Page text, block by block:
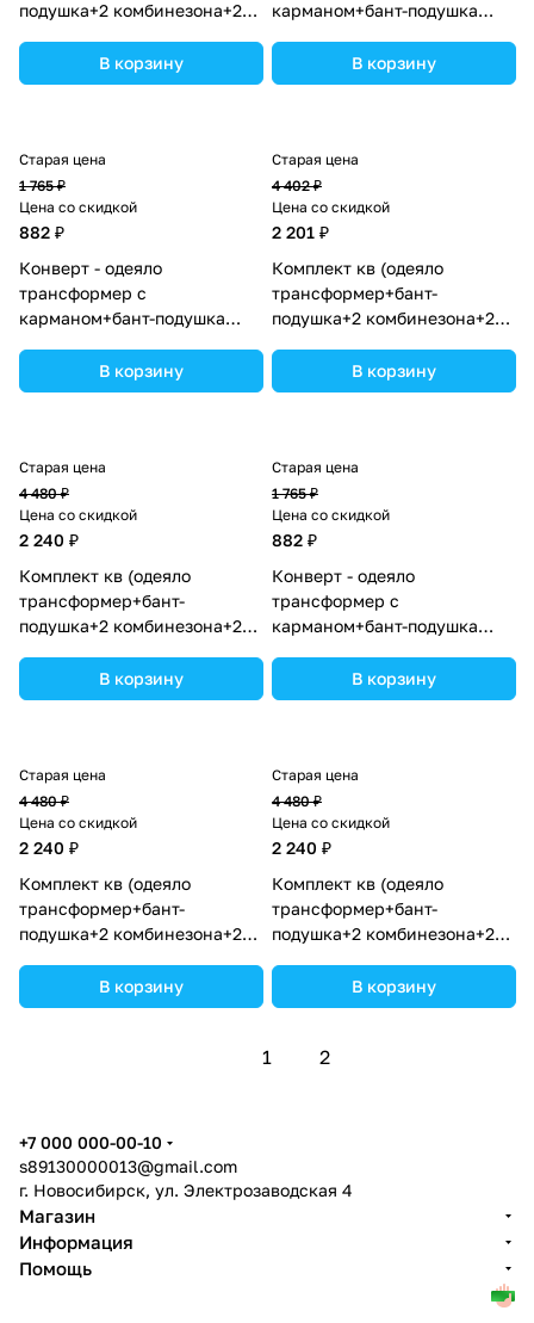
подушка+2 комбинезона+2
2_04) цвета в ассортименте.
В корзину
карманом+бант-подушка
(№7496-0-1) цвета в
ассортименте.
В корзину
Старая цена
1 765 ₽
Цена со скидкой
882 ₽
Конверт - одеяло
трансформер с
карманом+бант-подушка
(№7496-0-1_06) цвета в
ассортименте.
В корзину
Старая цена
4 402 ₽
Цена со скидкой
2 201 ₽
Комплект кв (одеяло
трансформер+бант-
подушка+2 комбинезона+2
цвета в ассортименте.
В корзину
Старая цена
4 480 ₽
Цена со скидкой
2 240 ₽
Комплект кв (одеяло
трансформер+бант-
подушка+2 комбинезона+2
2_15) цвета в ассортименте.
В корзину
Старая цена
1 765 ₽
Цена со скидкой
882 ₽
Конверт - одеяло
трансформер с
карманом+бант-подушка
(№7496-0-1_02) цвета в
ассортименте.
В корзину
Старая цена
4 480 ₽
Цена со скидкой
2 240 ₽
Комплект кв (одеяло
трансформер+бант-
подушка+2 комбинезона+2
цвета в ассортименте.
В корзину
Старая цена
4 480 ₽
Цена со скидкой
2 240 ₽
Комплект кв (одеяло
трансформер+бант-
подушка+2 комбинезона+2
2_13) цвета в ассортименте.
В корзину
1 2
+7 000 000-00-10
s89130000013@gmail.com
г. Новосибирск, ул. Электрозаводская 4
Магазин
Информация
Помощь